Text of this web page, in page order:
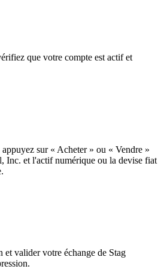
que votre compte est actif et
sur « Acheter » ou « Vendre »
Inc. et l'actif numérique ou la devise fiat
valider votre échange de Stag